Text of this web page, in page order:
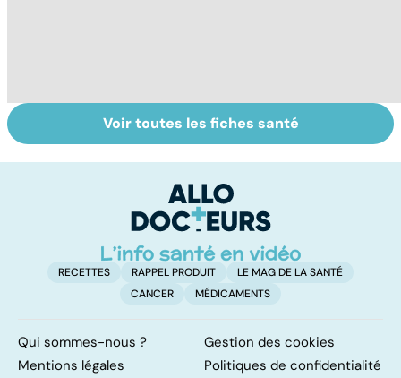
Tout savoir sur
les infections
Inflammation des
amygdales : que
d'angine ?
Voir toutes les fiches santé
RECETTES RAPPEL PRODUIT
LE MAG DE LA SANTÉ
CANCER
MÉDICAMENTS
Qui sommes-nous ?
Gestion des cookies
Mentions légales
Politiques de confidentialité